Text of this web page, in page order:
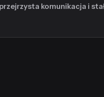
komunikacja i